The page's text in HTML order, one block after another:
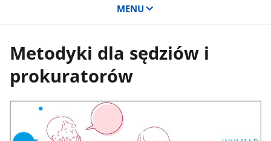
MENU
Metodyki dla sędziów i
prokuratorów